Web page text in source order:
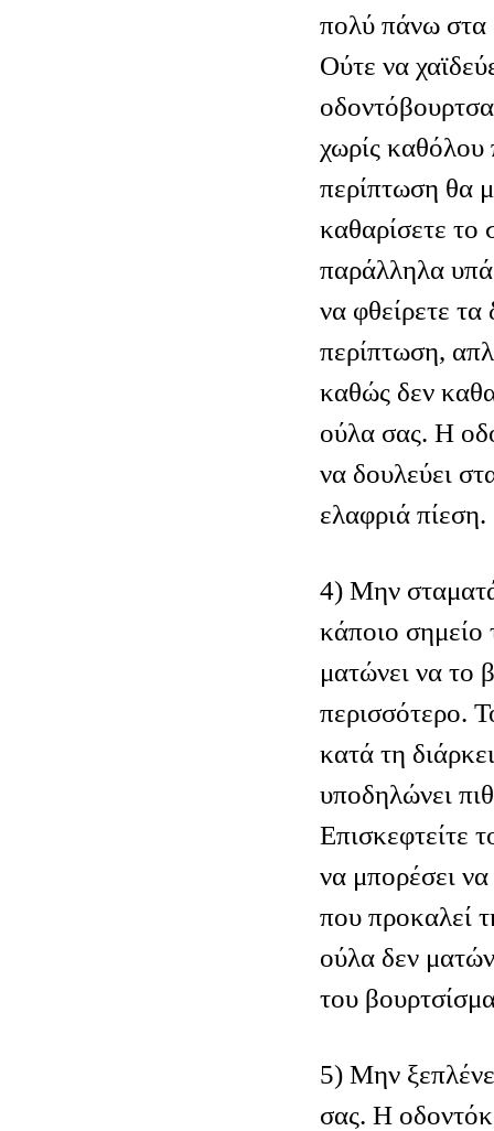
πολύ πάνω στα
Ούτε να
χωρίς
περίπτωση θα
καθαρίσετε το
παράλληλα
να φθείρετε
περίπτωση,
καθώς δεν
ούλα σας. Η
να δουλεύει
ελαφριά πίεση.
4) Μην
κάποιο σημείο
ματώνει να το
περισσότερο.
κατά τη
υποδηλώνει
Επισκεφτείτε
να μπορέσει
που προκαλεί
ούλα δεν
του
5) Μην
σας. Η